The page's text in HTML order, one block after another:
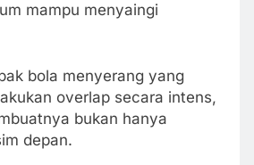
mampu menyaingi
bola menyerang yang
overlap secara intens,
bukan hanya
depan.